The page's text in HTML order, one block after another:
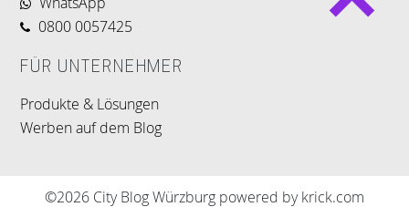
0800 0057425
FÜR UNTERNEHMER
Produkte & Lösungen
Werben auf dem Blog
©2026 City Blog Würzburg powered by krick.com